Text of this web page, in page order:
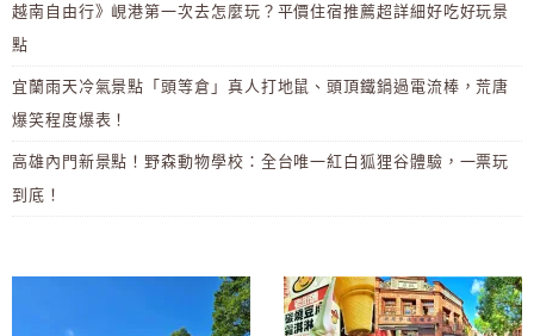
越南自由行》峴港第一次去怎麼玩？平價住宿推薦超詳細好吃好玩景
點
宜蘭雨天冷氣景點「頭等倉」真人打地鼠、頭頂鐵鍋過電流棒，荒唐
爆笑程度爆表！
高雄內門新景點！野森動物學校：全台唯一紅白狐狸谷體驗，一票玩
到底！